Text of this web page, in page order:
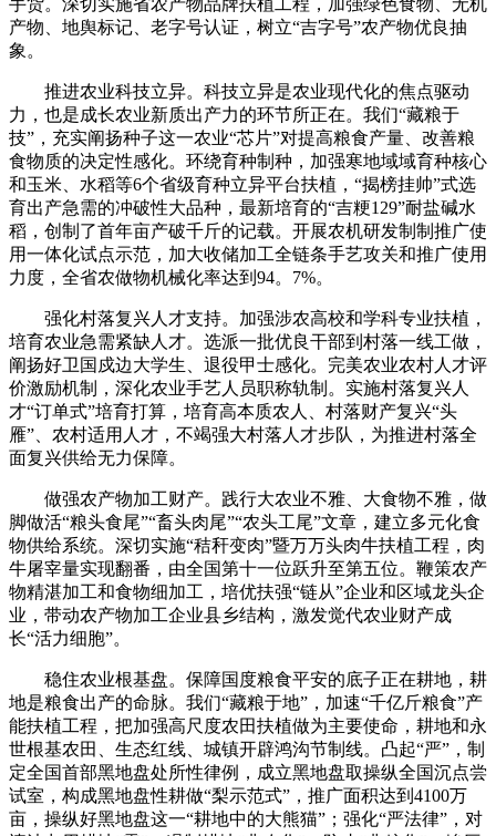
产物、地舆标记、老字号认证，树立“吉字号”农产物优良抽
象。
推进农业科技立异。科技立异是农业现代化的焦点驱动
力，也是成长农业新质出产力的环节所正在。我们“藏粮于
技”，充实阐扬种子这一农业“芯片”对提高粮食产量、改善粮
食物质的决定性感化。环绕育种制种，加强寒地域域育种核心
和玉米、水稻等6个省级育种立异平台扶植，“揭榜挂帅”式选
育出产急需的冲破性大品种，最新培育的“吉粳129”耐盐碱水
稻，创制了首年亩产破千斤的记载。开展农机研发制制推广使
用一体化试点示范，加大收储加工全链条手艺攻关和推广使用
力度，全省农做物机械化率达到94。7%。
强化村落复兴人才支持。加强涉农高校和学科专业扶植，
培育农业急需紧缺人才。选派一批优良干部到村落一线工做，
阐扬好卫国戍边大学生、退役甲士感化。完美农业农村人才评
价激励机制，深化农业手艺人员职称轨制。实施村落复兴人
才“订单式”培育打算，培育高本质农人、村落财产复兴“头
雁”、农村适用人才，不竭强大村落人才步队，为推进村落全
面复兴供给无力保障。
做强农产物加工财产。践行大农业不雅、大食物不雅，做
脚做活“粮头食尾”“畜头肉尾”“农头工尾”文章，建立多元化食
物供给系统。深切实施“秸秆变肉”暨万万头肉牛扶植工程，肉
牛屠宰量实现翻番，由全国第十一位跃升至第五位。鞭策农产
物精湛加工和食物细加工，培优扶强“链从”企业和区域龙头企
业，带动农产物加工企业县乡结构，激发觉代农业财产成
长“活力细胞”。
稳住农业根基盘。保障国度粮食平安的底子正在耕地，耕
地是粮食出产的命脉。我们“藏粮于地”，加速“千亿斤粮食”产
能扶植工程，把加强高尺度农田扶植做为主要使命，耕地和永
世根基农田、生态红线、城镇开辟鸿沟节制线。凸起“严”，制
定全国首部黑地盘处所性律例，成立黑地盘取操纵全国沉点尝
试室，构成黑地盘性耕做“梨示范式”，推广面积达到4100万
亩，操纵好黑地盘这一“耕地中的大熊猫”；强化“严法律”，对